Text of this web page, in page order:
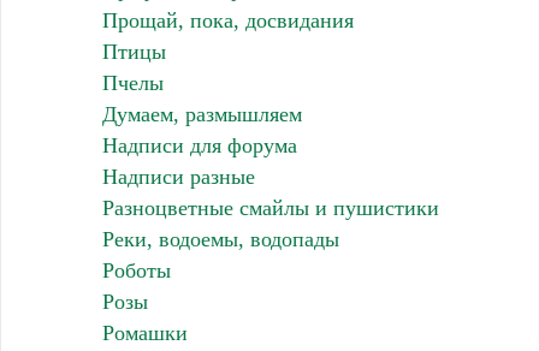
Прощай, пока, досвидания
Птицы
Пчелы
Думаем, размышляем
Надписи для форума
Надписи разные
Разноцветные смайлы и пушистики
Реки, водоемы, водопады
Роботы
Розы
Ромашки